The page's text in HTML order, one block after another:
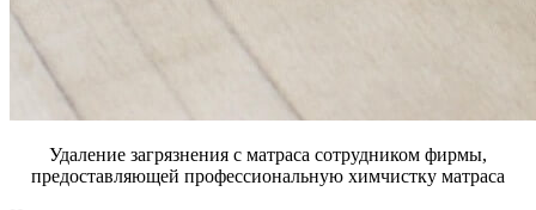
Удаление загрязнения с матраса сотрудником фирмы,
предоставляющей профессиональную химчистку матраса